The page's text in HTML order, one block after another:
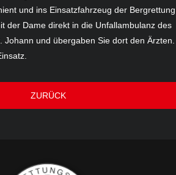
und ins Einsatzfahrzeug der Bergrettung
der Dame direkt in die Unfallambulanz des
Johann und übergaben Sie dort den
ZURÜCK